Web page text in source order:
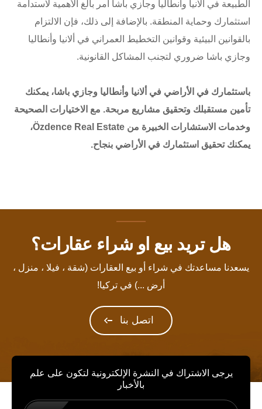
الطبيعة في ألانيا وأنطاليا وجازي باشا أمر بالغ الأهمية لاستدامة
استثمارك وحماية المنطقة. بالإضافة إلى ذلك، فإن الالتزام
بالقوانين البيئية وقوانين التخطيط العمراني في ألانيا وأنطاليا
وجازي باشا ضروري لتجنب المشاكل القانونية.
باستثمارك في الأراضي في ألانيا وأنطاليا وجازي باشا، يمكنك
تأمين مستقبلك وتحقيق مشاريع مربحة. مع الاختيارات الصحيحة
وخدمات الاستشارات الخبيرة من Özdence Real Estate،
يمكنك تحقيق استثمارك في الأراضي بنجاح.
هل تريد بيع او شراء عقارات؟
يسعدنا مساعدتك في شراء أو بيع العقارات (شقة ، فيلا ، منزل ،
أرض ...) في تركيا!
اتصل بنا
يرجى الاشتراك في النشرة الإلكترونية لتكون على علم
بالأخبار